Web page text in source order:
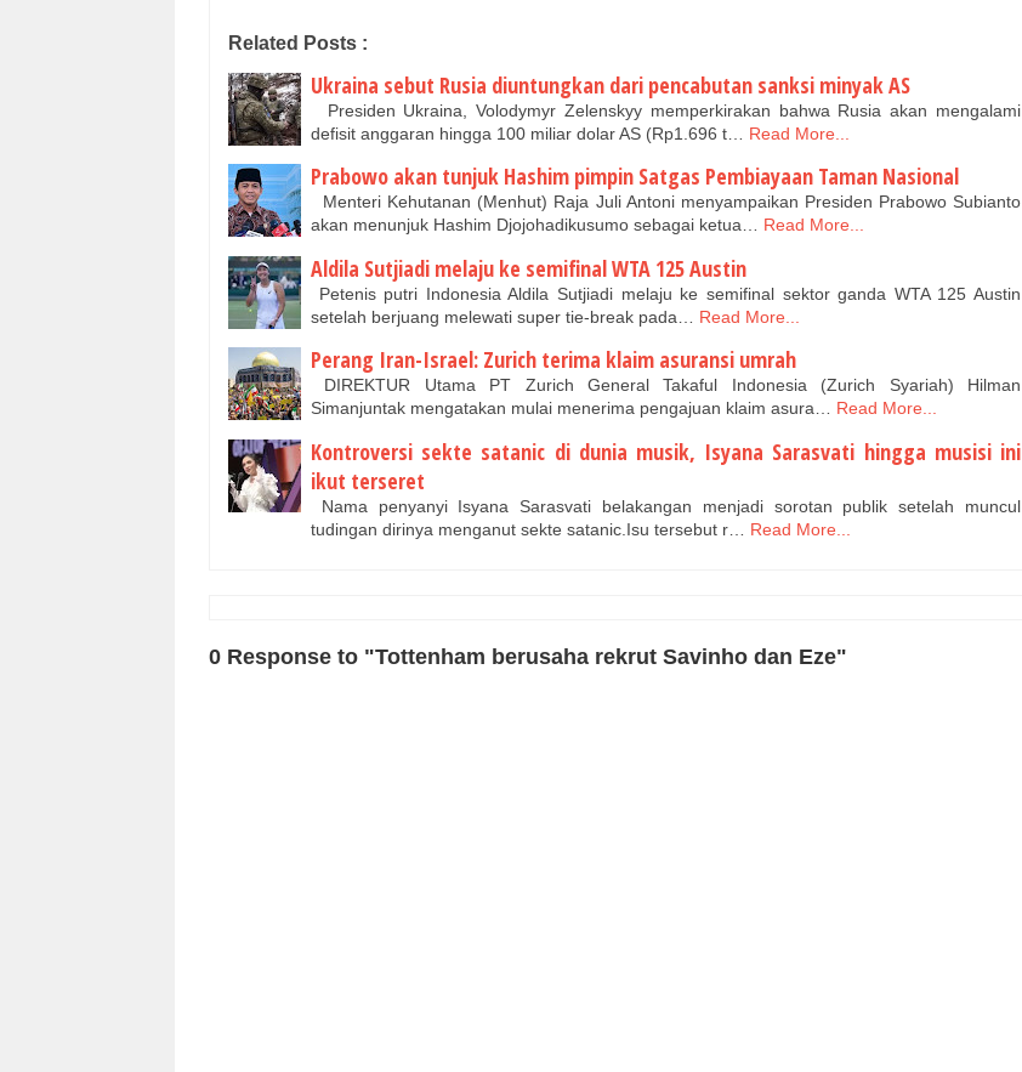
Related Posts :
Ukraina sebut Rusia diuntungkan dari pencabutan sanksi minyak AS
Presiden Ukraina, Volodymyr Zelenskyy memperkirakan bahwa Rusia akan mengalami
defisit anggaran hingga 100 miliar dolar AS (Rp1.696 t…
Read More...
Prabowo akan tunjuk Hashim pimpin Satgas Pembiayaan Taman Nasional
Menteri Kehutanan (Menhut) Raja Juli Antoni menyampaikan Presiden Prabowo Subianto
akan menunjuk Hashim Djojohadikusumo sebagai ketua…
Read More...
Aldila Sutjiadi melaju ke semifinal WTA 125 Austin
Petenis putri Indonesia Aldila Sutjiadi melaju ke semifinal sektor ganda WTA 125 Austin
setelah berjuang melewati super tie-break pada…
Read More...
Perang Iran-Israel: Zurich terima klaim asuransi umrah
DIREKTUR Utama PT Zurich General Takaful Indonesia (Zurich Syariah) Hilman
Simanjuntak mengatakan mulai menerima pengajuan klaim asura…
Read More...
Kontroversi sekte satanic di dunia musik, Isyana Sarasvati hingga musisi ini
ikut terseret
Nama penyanyi Isyana Sarasvati belakangan menjadi sorotan publik setelah muncul
tudingan dirinya menganut sekte satanic.Isu tersebut r…
Read More...
0 Response to "Tottenham berusaha rekrut Savinho dan Eze"